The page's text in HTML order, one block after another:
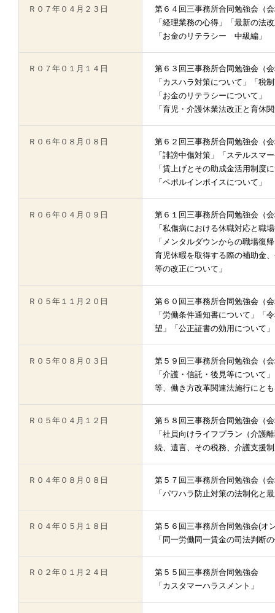
Ｒ０７年０４月２３日
第６４回三事務所合同勉強会（
「経理業務の心得」「最新の法
「お金のリテラシー 中級編」
Ｒ０７年０１月１４日
第６３回三事務所合同勉強会（
「カスハラ対策について」「税
「お金のリテラシーについて」
「育児・介護休業法改正と育休
Ｒ０６年０８月０８日
第６２回三事務所合同勉強会（
「誹謗中傷対策」「ステルスマ
「賃上げとその助成金活用制度
「ペポルインボイスについて」
Ｒ０６年０４月０９日
第６１回三事務所合同勉強会（
「私傷病における休職対応と職
「メンタルダウンからの職場復
育児休暇を取得する際の補助金
等の改正について」
Ｒ０５年１１月２０日
第６０回三事務所合同勉強会（
「労働条件通知書について」「
望」「公正証書の効用について」
Ｒ０５年０８月０３日
第５９回三事務所合同勉強会（
「介護・信託・後見等について
等、働き方改革関連法施行にと
Ｒ０５年０４月１２日
第５８回三事務所合同勉強会（
「社員向けライフプラン（介護
続、遺言、その税務、介護支援
Ｒ０４年０８月０８日
第５７回三事務所合同
「パワハラ防止対策の法制化と
Ｒ０４年０５月１８日
第５６回三事務所合同勉強会(オ
「同一労働同一賃金の司法判断
Ｒ０２年０１月２４日
第５５回三事務所合同勉強会
「カスタマーハラスメント」